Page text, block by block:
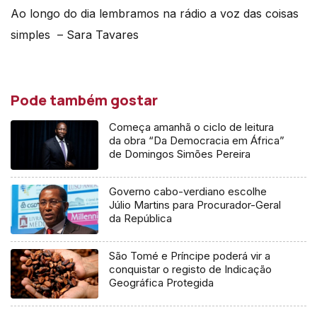
Ao longo do dia lembramos na rádio a voz das coisas
simples – Sara Tavares
Pode também gostar
Começa amanhã o ciclo de leitura
da obra “Da Democracia em África”
de Domingos Simões Pereira
Governo cabo-verdiano escolhe
Júlio Martins para Procurador-Geral
da República
São Tomé e Príncipe poderá vir a
conquistar o registo de Indicação
Geográfica Protegida